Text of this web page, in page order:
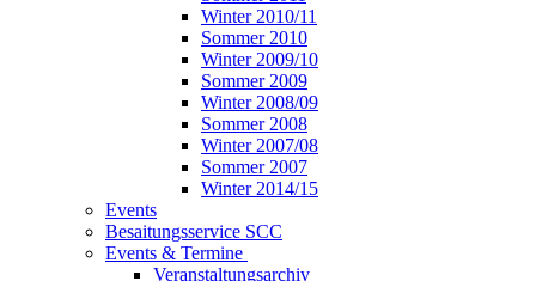
Winter 2010/11
Sommer 2010
Winter 2009/10
Sommer 2009
Winter 2008/09
Sommer 2008
Winter 2007/08
Sommer 2007
Winter 2014/15
Events
Besaitungsservice SCC
Events & Termine
Veranstaltungsarchiv